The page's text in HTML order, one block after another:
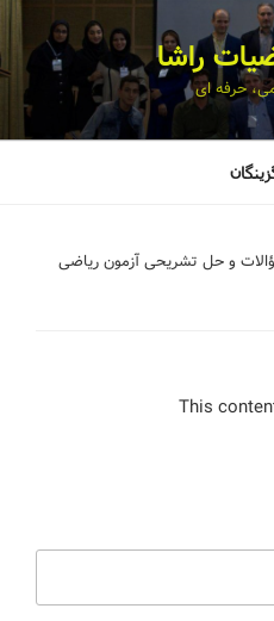
راشا
حرفه ای
و حل تشریحی آزمون ریاضی
This